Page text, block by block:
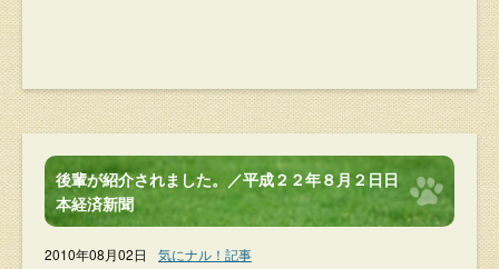
後輩が紹介されました。／平成２２年８月２日日
本経済新聞
2010年08月02日 気にナル！記事